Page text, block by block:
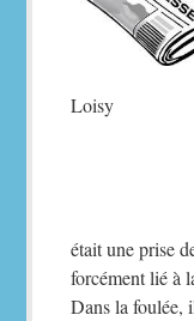
Loisy
était une prise
forcément lié à
Dans la foulée,